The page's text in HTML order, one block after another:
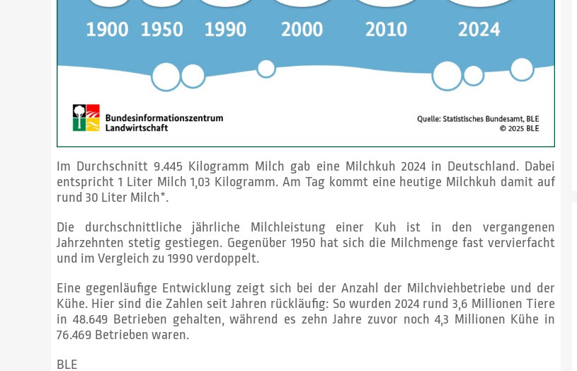
Im Durchschnitt 9.445 Kilogramm Milch gab eine Milchkuh 2024 in Deutschland. Dabei
entspricht 1 Liter Milch 1,03 Kilogramm. Am Tag kommt eine heutige Milchkuh damit auf
rund 30 Liter Milch*.
Die durchschnittliche jährliche Milchleistung einer Kuh ist in den vergangenen
Jahrzehnten stetig gestiegen. Gegenüber 1950 hat sich die Milchmenge fast vervierfacht
und im Vergleich zu 1990 verdoppelt.
Eine gegenläufige Entwicklung zeigt sich bei der Anzahl der Milchviehbetriebe und der
Kühe. Hier sind die Zahlen seit Jahren rückläufig: So wurden 2024 rund 3,6 Millionen Tiere
in 48.649 Betrieben gehalten, während es zehn Jahre zuvor noch 4,3 Millionen Kühe in
76.469 Betrieben waren.
BLE